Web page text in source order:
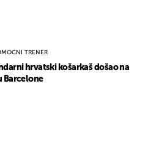
TRENER
hrvatski košarkaš došao na
Barcelone